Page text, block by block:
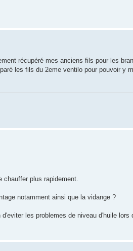
récupéré mes anciens fils pour les
les fils du 2eme ventilo pour pouvoir y
chauffer plus rapidement.
notamment ainsi que la vidange ?
les problemes de niveau d'huile lors